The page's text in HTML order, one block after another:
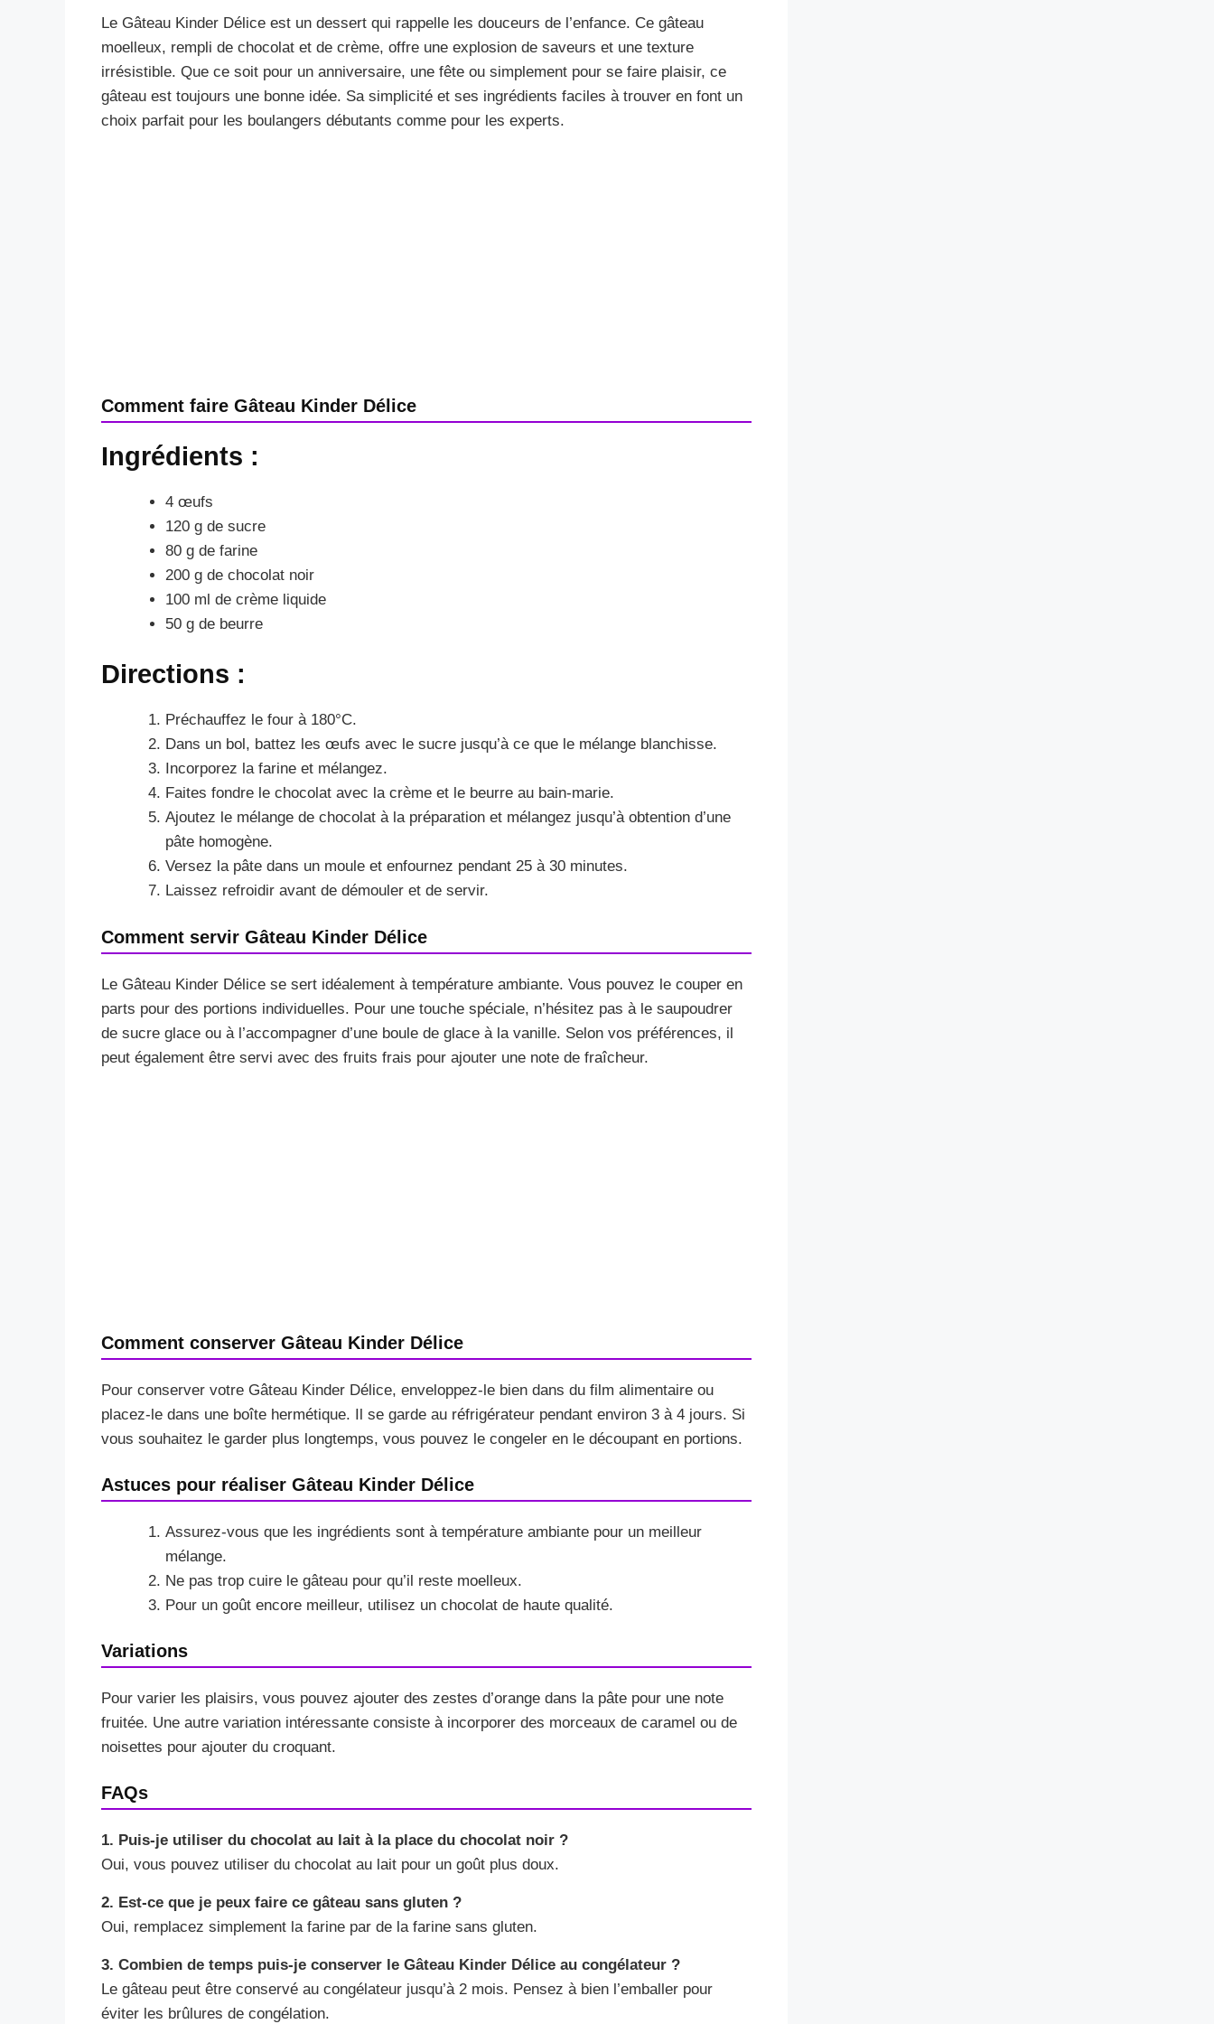
Le Gâteau Kinder Délice est un dessert qui rappelle les douceurs de l’enfance. Ce gâteau
moelleux, rempli de chocolat et de crème, offre une explosion de saveurs et une texture
irrésistible. Que ce soit pour un anniversaire, une fête ou simplement pour se faire plaisir, ce
gâteau est toujours une bonne idée. Sa simplicité et ses ingrédients faciles à trouver en font un
choix parfait pour les boulangers débutants comme pour les experts.
Comment faire Gâteau Kinder Délice
Ingrédients :
4 œufs
120 g de sucre
80 g de farine
200 g de chocolat noir
100 ml de crème liquide
50 g de beurre
Directions :
Préchauffez le four à 180°C.
Dans un bol, battez les œufs avec le sucre jusqu’à ce que le mélange blanchisse.
Incorporez la farine et mélangez.
Faites fondre le chocolat avec la crème et le beurre au bain-marie.
Ajoutez le mélange de chocolat à la préparation et mélangez jusqu’à obtention d’une
pâte homogène.
Versez la pâte dans un moule et enfournez pendant 25 à 30 minutes.
Laissez refroidir avant de démouler et de servir.
Comment servir Gâteau Kinder Délice
Le Gâteau Kinder Délice se sert idéalement à température ambiante. Vous pouvez le couper en
parts pour des portions individuelles. Pour une touche spéciale, n’hésitez pas à le saupoudrer
de sucre glace ou à l’accompagner d’une boule de glace à la vanille. Selon vos préférences, il
peut également être servi avec des fruits frais pour ajouter une note de fraîcheur.
Comment conserver Gâteau Kinder Délice
Pour conserver votre Gâteau Kinder Délice, enveloppez-le bien dans du film alimentaire ou
placez-le dans une boîte hermétique. Il se garde au réfrigérateur pendant environ 3 à 4 jours. Si
vous souhaitez le garder plus longtemps, vous pouvez le congeler en le découpant en portions.
Astuces pour réaliser Gâteau Kinder Délice
Assurez-vous que les ingrédients sont à température ambiante pour un meilleur
mélange.
Ne pas trop cuire le gâteau pour qu’il reste moelleux.
Pour un goût encore meilleur, utilisez un chocolat de haute qualité.
Variations
Pour varier les plaisirs, vous pouvez ajouter des zestes d’orange dans la pâte pour une note
fruitée. Une autre variation intéressante consiste à incorporer des morceaux de caramel ou de
noisettes pour ajouter du croquant.
FAQs
1. Puis-je utiliser du chocolat au lait à la place du chocolat noir ?
Oui, vous pouvez utiliser du chocolat au lait pour un goût plus doux.
2. Est-ce que je peux faire ce gâteau sans gluten ?
Oui, remplacez simplement la farine par de la farine sans gluten.
3. Combien de temps puis-je conserver le Gâteau Kinder Délice au congélateur ?
Le gâteau peut être conservé au congélateur jusqu’à 2 mois. Pensez à bien l’emballer pour
éviter les brûlures de congélation.